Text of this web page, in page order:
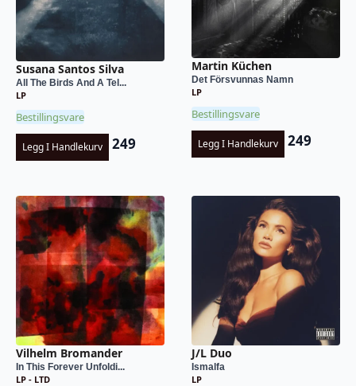
Susana Santos Silva
All The Birds And A Tel...
LP
Bestillingsvare
Legg I Handlekurv 249
Martin Küchen
Det Försvunnas Namn
LP
Bestillingsvare
Legg I Handlekurv 249
Vilhelm Bromander
In This Forever Unfoldi...
LP - LTD
J/L Duo
Ismalfa
LP